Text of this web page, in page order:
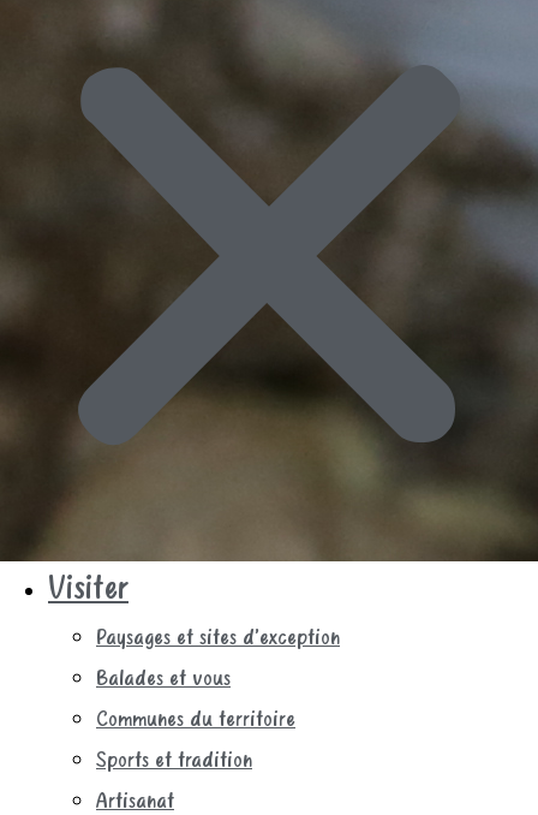
Visiter
Paysages et sites d’exception
Balades et vous
Communes du territoire
Sports et tradition
Artisanat